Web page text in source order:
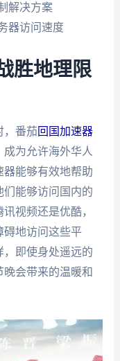
解决方案
器访问速度
胜地理限
，番茄回国加速器
为允许海外华人
能够有效地帮助
们能够访问国内的
视频还是优酷，
碍地访问这些平
，即使身处遥远的
会带来的温暖和